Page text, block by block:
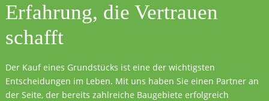
Erfahrung, die Vertrauen
schafft
Der Kauf eines Grundstücks ist eine der wichtigsten
Entscheidungen im Leben. Mit uns haben Sie einen Partner an
der Seite, der bereits zahlreiche Baugebiete erfolgreich